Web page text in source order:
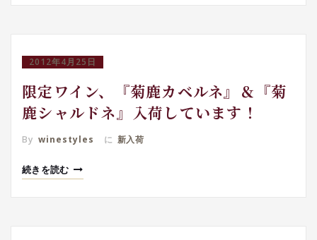
2012年4月25日
限定ワイン、『菊鹿カベルネ』＆『菊
鹿シャルドネ』入荷しています！
By winestyles に 新入荷
続きを読む